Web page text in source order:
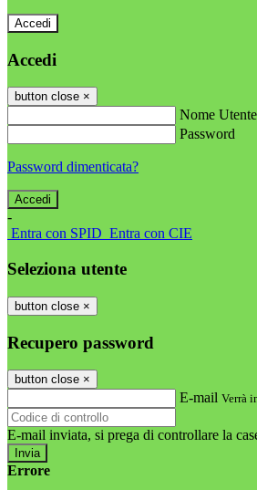
Accedi
Accedi
button close ×
Nome Utente
Password
Password dimenticata?
-
Entra con SPID Entra con CIE
Seleziona utente
button close ×
Recupero password
button close ×
E-mail Verrà
E-mail inviata, si prega di controllare la
Errore